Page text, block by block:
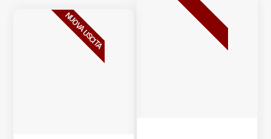
NUOVA USCITA BESTSELLER